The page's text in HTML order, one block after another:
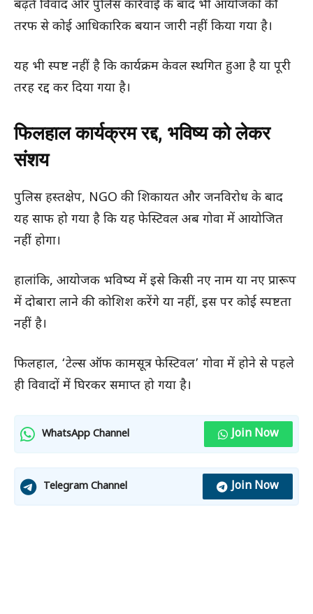
बढ़ते विवाद और पुलिस कार्रवाई के बाद भी आयोजकों की
तरफ से कोई आधिकारिक बयान जारी नहीं किया गया है।
यह भी स्पष्ट नहीं है कि कार्यक्रम केवल स्थगित हुआ है या पूरी
तरह रद्द कर दिया गया है।
फिलहाल कार्यक्रम रद्द, भविष्य को लेकर
संशय
पुलिस हस्तक्षेप, NGO की शिकायत और जनविरोध के बाद
यह साफ हो गया है कि यह फेस्टिवल अब गोवा में आयोजित
नहीं होगा।
हालांकि, आयोजक भविष्य में इसे किसी नए नाम या नए प्रारूप
में दोबारा लाने की कोशिश करेंगे या नहीं, इस पर कोई स्पष्टता
नहीं है।
फिलहाल, ‘टेल्स ऑफ कामसूत्र फेस्टिवल’ गोवा में होने से पहले
ही विवादों में घिरकर समाप्त हो गया है।
WhatsApp Channel Join Now
Telegram Channel Join Now